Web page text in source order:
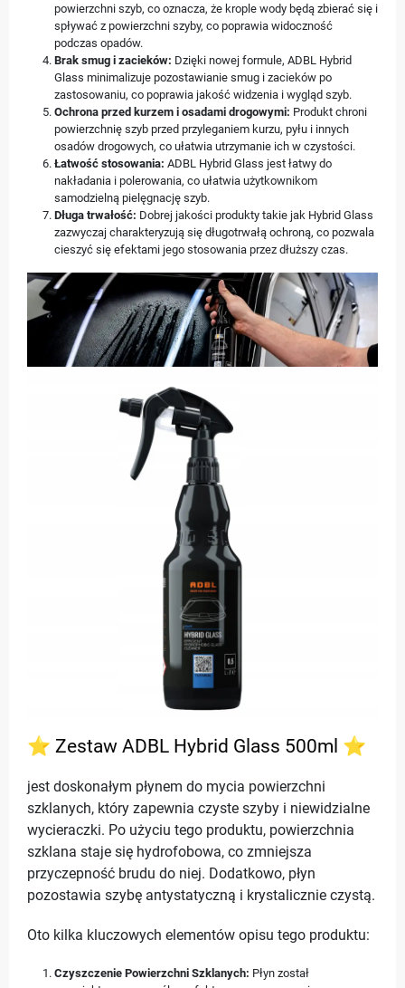
powierzchni szyb, co oznacza, że krople wody będą zbierać się i
spływać z powierzchni szyby, co poprawia widoczność
podczas opadów.
Brak smug i zacieków: Dzięki nowej formule, ADBL Hybrid
Glass minimalizuje pozostawianie smug i zacieków po
zastosowaniu, co poprawia jakość widzenia i wygląd szyb.
Ochrona przed kurzem i osadami drogowymi: Produkt chroni
powierzchnię szyb przed przyleganiem kurzu, pyłu i innych
osadów drogowych, co ułatwia utrzymanie ich w czystości.
Łatwość stosowania: ADBL Hybrid Glass jest łatwy do
nakładania i polerowania, co ułatwia użytkownikom
samodzielną pielęgnację szyb.
Długa trwałość: Dobrej jakości produkty takie jak Hybrid Glass
zazwyczaj charakteryzują się długotrwałą ochroną, co pozwala
cieszyć się efektami jego stosowania przez dłuższy czas.
⭐ Zestaw ADBL Hybrid Glass 500ml ⭐
jest doskonałym płynem do mycia powierzchni
szklanych, który zapewnia czyste szyby i niewidzialne
wycieraczki. Po użyciu tego produktu, powierzchnia
szklana staje się hydrofobowa, co zmniejsza
przyczepność brudu do niej. Dodatkowo, płyn
pozostawia szybę antystatyczną i krystalicznie czystą.
Oto kilka kluczowych elementów opisu tego produktu:
Czyszczenie Powierzchni Szklanych: Płyn został